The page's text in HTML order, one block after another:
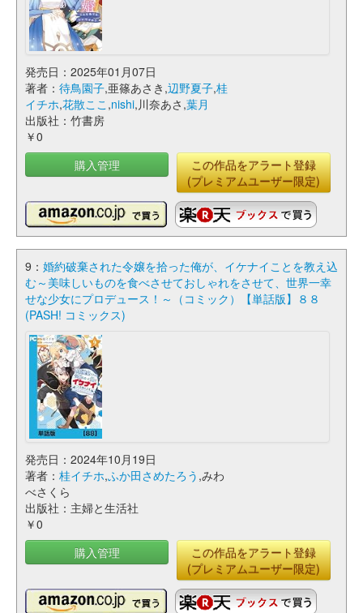
発売日：2025年01月07日
著者： 待鳥園子,亜篠あさき,辺野夏子,桂
イチホ,花散ここ ,nishi,川奈あさ,葉月
出版社：竹書房
￥0
購入管理
この作品をアラート登録
(プレミアムユーザー限定)
9： 婚約破棄された令嬢を拾った俺が、イケナイことを教え込
む～美味しいものを食べさせておしゃれをさせて、世界一幸
せな少女にプロデュース！～（コミック）【単話版】８８
(PASH! コミックス)
発売日：2024年10月19日
著者： 桂イチホ,ふか田さめたろう ,みわ
べさくら
出版社：主婦と生活社
￥0
購入管理
この作品をアラート登録
(プレミアムユーザー限定)